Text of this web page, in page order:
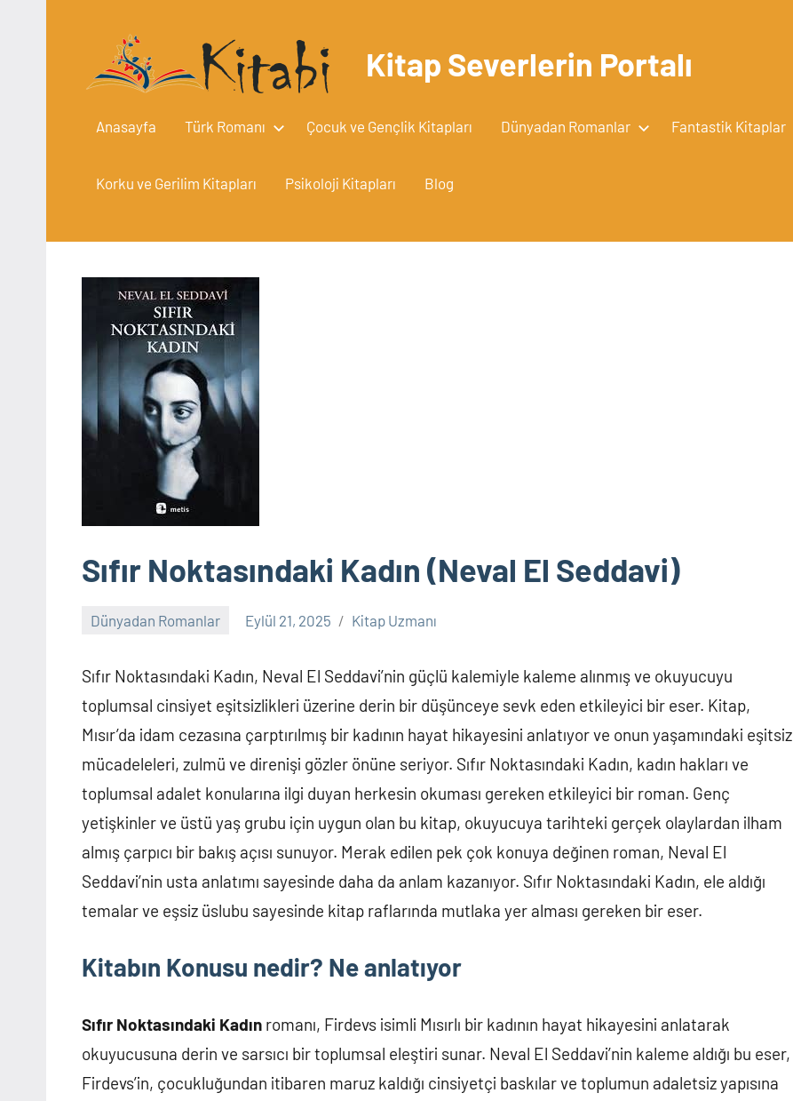
Kitap Severlerin Portalı
Anasayfa Türk Romanı Çocuk ve Gençlik Kitapları Dünyadan Romanlar Fantastik Kitaplar
Korku ve Gerilim Kitapları Psikoloji Kitapları Blog
Sıfır Noktasındaki Kadın (Neval El Seddavi)
Dünyadan Romanlar Eylül 21, 2025 Kitap Uzmanı
Yorum
Sıfır Noktasındaki Kadın, Neval El Seddavi’nin güçlü kalemiyle kaleme alınmış ve okuyucuyu
toplumsal cinsiyet eşitsizlikleri üzerine derin bir düşünceye sevk eden etkileyici bir eser. Kitap,
Mısır’da idam cezasına çarptırılmış bir kadının hayat hikayesini anlatıyor ve onun yaşamındaki eşitsiz
mücadeleleri, zulmü ve direnişi gözler önüne seriyor. Sıfır Noktasındaki Kadın, kadın hakları ve
toplumsal adalet konularına ilgi duyan herkesin okuması gereken etkileyici bir roman. Genç
yetişkinler ve üstü yaş grubu için uygun olan bu kitap, okuyucuya tarihteki gerçek olaylardan ilham
almış çarpıcı bir bakış açısı sunuyor. Merak edilen pek çok konuya değinen roman, Neval El
Seddavi’nin usta anlatımı sayesinde daha da anlam kazanıyor. Sıfır Noktasındaki Kadın, ele aldığı
temalar ve eşsiz üslubu sayesinde kitap raflarında mutlaka yer alması gereken bir eser.
Kitabın Konusu nedir? Ne anlatıyor
Sıfır Noktasındaki Kadın romanı, Firdevs isimli Mısırlı bir kadının hayat hikayesini anlatarak
okuyucusuna derin ve sarsıcı bir toplumsal eleştiri sunar. Neval El Seddavi’nin kaleme aldığı bu eser,
Firdevs’in, çocukluğundan itibaren maruz kaldığı cinsiyetçi baskılar ve toplumun adaletsiz yapısına